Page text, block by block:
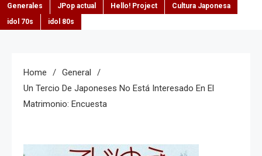
Generales
JPop actual Hello! Project
Cultura Japonesa
idol 70s
idol 80s
Home
General
Un Tercio De Japoneses No Está Interesado En El
Matrimonio: Encuesta